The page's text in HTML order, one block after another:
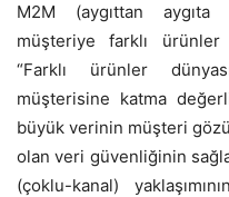
M2M (aygıttan
müşteriye farklı
“Farklı ürünler
müşterisine katma
büyük verinin müşteri
olan veri güvenliğinin
(çoklu-kanal)